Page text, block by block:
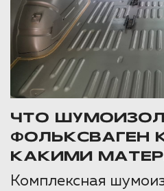
ЧТО
ФОЛЬКСВАГЕН
КАКИМИ
Комплексная